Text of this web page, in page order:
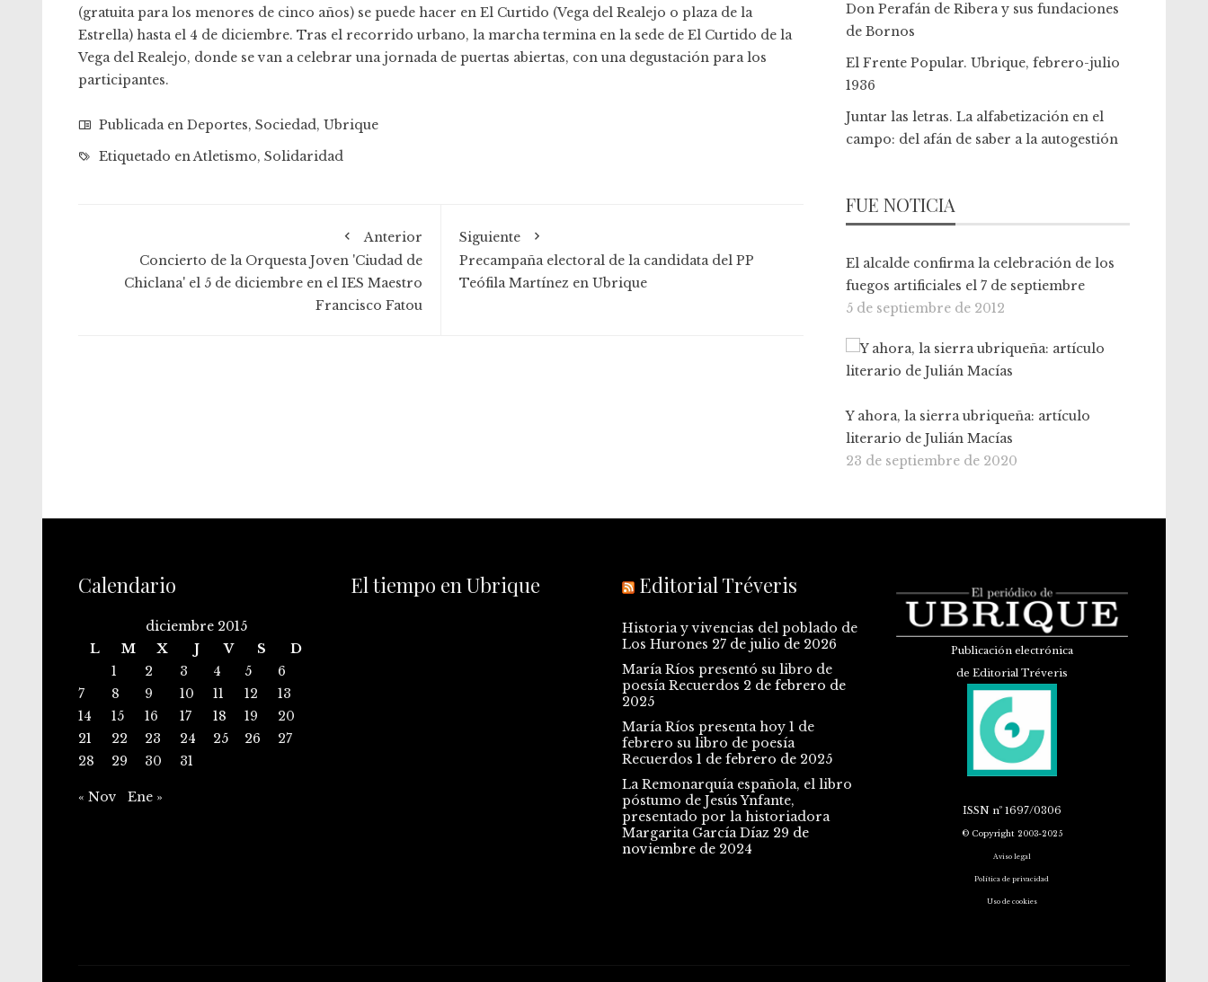
(gratuita para los menores de cinco años) se puede hacer en El Curtido (Vega del Realejo o plaza de la
Estrella) hasta el 4 de diciembre. Tras el recorrido urbano, la marcha termina en la sede de El Curtido de la
Vega del Realejo, donde se van a celebrar una jornada de puertas abiertas, con una degustación para los
participantes.
Publicada en Deportes, Sociedad, Ubrique
Etiquetado enAtletismo, Solidaridad
Anterior
Concierto de la Orquesta Joven 'Ciudad de
Chiclana' el 5 de diciembre en el IES Maestro
Francisco Fatou
Siguiente
Precampaña electoral de la candidata del PP
Teófila Martínez en Ubrique
Don Perafán de Ribera y sus fundaciones
de Bornos
El Frente Popular. Ubrique, febrero-julio
1936
Juntar las letras. La alfabetización en el
campo: del afán de saber a la autogestión
FUE NOTICIA
El alcalde confirma la celebración de los
fuegos artificiales el 7 de septiembre
5 de septiembre de 2012
Y ahora, la sierra ubriqueña: artículo
literario de Julián Macías
23 de septiembre de 2020
Calendario
diciembre 2015
L
M X J V S
D
1
2 3 4 5
6
7
8 9 10 11 12
13
14
15 16 17 18 19
20
21
22 23 24 25 26
27
28
29 30 31
« Nov Ene »
El tiempo en Ubrique Editorial Tréveris
Historia y vivencias del poblado de
Los Hurones 27 de julio de 2026
María Ríos presentó su libro de
poesía Recuerdos 2 de febrero de
2025
María Ríos presenta hoy 1 de
febrero su libro de poesía
Recuerdos 1 de febrero de 2025
La Remonarquía española, el libro
póstumo de Jesús Ynfante,
presentado por la historiadora
Margarita García Díaz 29 de
noviembre de 2024
Publicación electrónica
de Editorial Tréveris
ISSNnº 1697/0306
© Copyright 2003-2025
Aviso legal
Política de privacidad
Uso de cookies